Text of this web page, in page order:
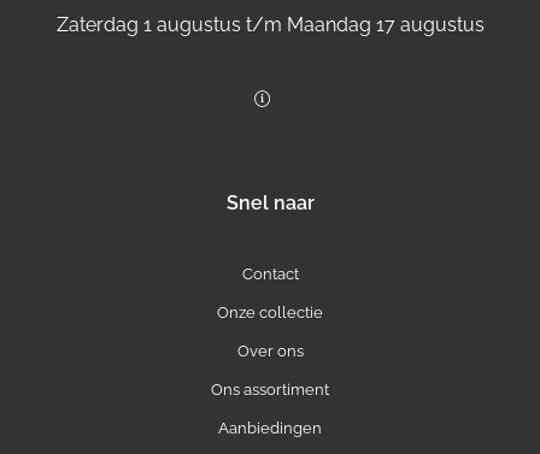
Zaterdag 1 augustus t/m Maandag 17 augustus
Snel naar
Contact
Onze collectie
Over ons
Ons assortiment
Aanbiedingen